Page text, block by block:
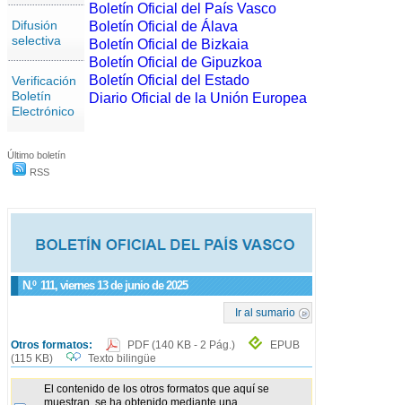
Difusión
selectiva
Verificación
Boletín
Electrónico
Último boletín
RSS
N.º 111, viernes 13 de junio de 2025
Ir al sumario
Otros formatos: PDF (140 KB - 2 Pág.)
EPUB
(115 KB)
Texto bilingüe
El contenido de los otros formatos que aquí se
Boletín Oficial del País Vasco
Boletín Oficial de Álava
Boletín Oficial de Bizkaia
Boletín Oficial de Gipuzkoa
Boletín Oficial del Estado
Diario Oficial de la Unión Europea